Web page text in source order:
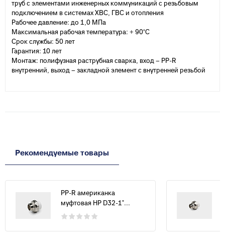
труб с элементами инженерных коммуникаций с резьбовым
подключением в системах ХВС, ГВС и отопления
Рабочее давление: до 1,0 МПа
Максимальная рабочая температура: + 90°С
Срок службы: 50 лет
Гарантия: 10 лет
Монтаж: полифузная раструбная сварка, вход – PP-R
внутренний, выход – закладной элемент с внутренней резьбой
Рекомендуемые товары
PP-R американка
муфтовая НР D32-1"...